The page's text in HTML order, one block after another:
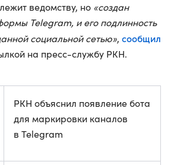
ведомству, но «создан
Telegram, и его подлинность
социальной сетью», сообщил
на пресс-службу РКН.
РКН объяснил появление бота
для маркировки каналов
в Telegram